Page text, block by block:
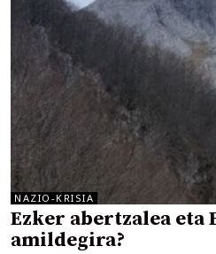
NAZIO-KRISIA
Ezker abertzalea eta
amildegira?